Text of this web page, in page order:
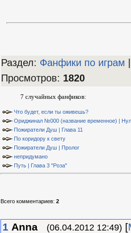
Раздел: Фанфики по играм
Просмотров: 1820
7 случайных фанфиков:
Что будет, если ты оживешь?
Ориджинал №000 (название временное) |
Пожиратели Душ | Глава 11
По коридору к свету
Пожиратели Душ | Пролог
непридумано
Путь | Глава 3 "Роза"
Всего комментариев: 2
1 Anna (06.04.2012 12:49) [